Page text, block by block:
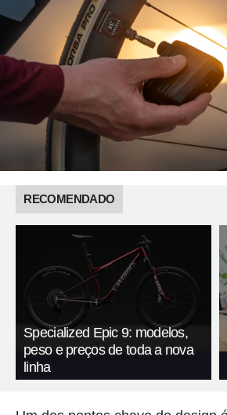
RECOMENDADO
Specialized Epic 9: modelos,
peso e preços de toda a nova
linha